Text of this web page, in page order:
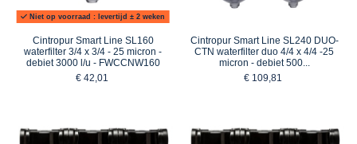
Niet op voorraad : levertijd ± 2 weken
Cintropur Smart Line SL160
waterfilter 3/4 x 3/4 - 25 micron -
debiet 3000 l/u - FWCCNW160
€ 42,01
Cintropur Smart Line SL240 DUO-
CTN waterfilter duo 4/4 x 4/4 -25
micron - debiet 500...
€ 109,81